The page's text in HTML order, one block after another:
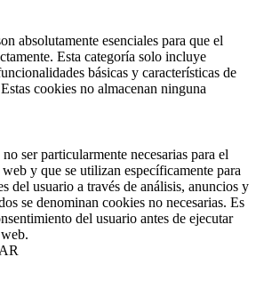
absolutamente esenciales para que el
Esta categoría solo incluye
básicas y características de
cookies no almacenan ninguna
ser particularmente necesarias para el
y que se utilizan específicamente para
del usuario a través de análisis, anuncios y
se denominan cookies no necesarias. Es
del usuario antes de ejecutar